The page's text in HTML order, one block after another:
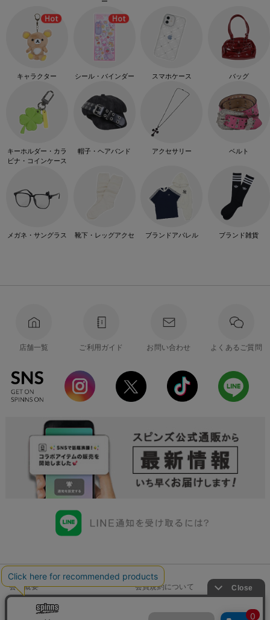
キャラクター シール・バインダー スマホケース バッグ
キーホルダー・カラ
ビナ・コインケース
帽子・ヘアバンド アクセサリー ベルト
メガネ・サングラス 靴下・レッグアクセ ブランドアパレル ブランド雑貨
店舗一覧 ご利用ガイド お問い合わせ よくあるご質問
会社概要 会員規約について
店舗一覧